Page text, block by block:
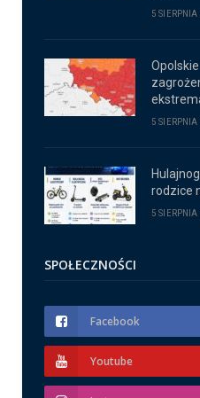
5 SIERPNIA
5 SIERPNIA
rodzice
5 SIERPNIA
SPOŁECZNOŚCI
Facebook
Youtube